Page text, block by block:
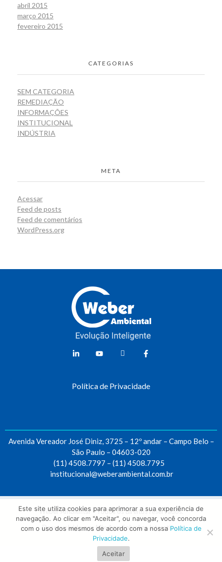
abril 2015
março 2015
fevereiro 2015
CATEGORIAS
SEM CATEGORIA
REMEDIAÇÃO
INFORMAÇÕES
INSTITUCIONAL
INDÚSTRIA
META
Acessar
Feed de posts
Feed de comentários
WordPress.org
Política de Privacidade
Avenida Vereador José Diniz, 3725 – 12º andar – Campo Belo –
São Paulo – 04603-020
(11) 4508.7797 – (11) 4508.7795
institucional@weberambiental.com.br
Weber Ambiental – Todos os direitos reservados.
Desenvolvido por Mix App Soluções Interativas
Este site utiliza cookies para aprimorar a sua experiência de
navegação. Ao clicar em "Aceitar", ou navegar, você concorda
com o uso dos mesmos de acordo com a nossa Política de
Privacidade.
Aceitar